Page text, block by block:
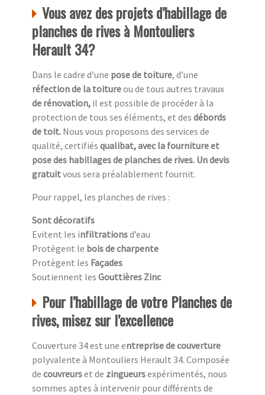
Vous avez des projets d’habillage de
planches de rives à Montouliers
Herault 34?
Dans le cadre d’une pose de toiture, d’une
réfection de la toitureou de tous autres travaux
de rénovation, il est possible de procéder à la
protection de tous ses éléments, et des débords
de toit. Nous vous proposons des services de
qualité, certifiés qualibat, avec la fourniture et
pose des habillages de planches de rives. Un devis
gratuitvous sera préalablement fournit.
Pour rappel, les planches de rives :
Sont décoratifs
Evitent les infiltrationsd’eau
Protègent le bois de charpente
Protègent les Façades
Soutiennent les Gouttières Zinc
Pour l’habillage de votre Planches de
rives, misez sur l’excellence
Couverture 34 est une entreprise de couverture
polyvalente à Montouliers Herault 34. Composée
de couvreurset de zingueursexpérimentés, nous
sommes aptes à intervenir pour différents de